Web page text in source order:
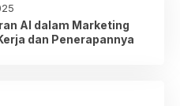
AI dalam Marketing
dan Penerapannya